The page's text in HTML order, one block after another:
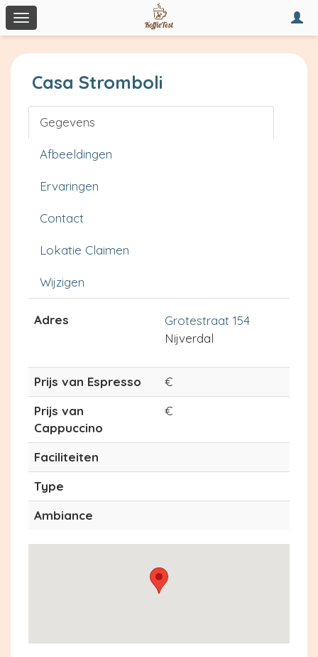
Toggle
navigation
Casa Stromboli
Gegevens
Afbeeldingen
Ervaringen
Contact
Lokatie Claimen
Wijzigen
Adres
Grotestraat 154
Nijverdal
Prijs van Espresso
€
Prijs van
Cappuccino
€
Faciliteiten
Type
Ambiance